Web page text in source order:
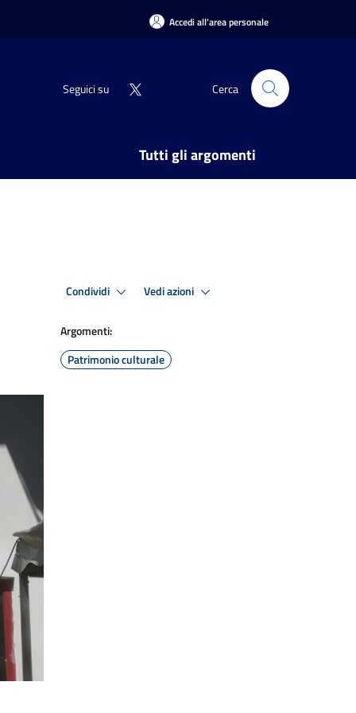
Accedi all'area personale
Seguici su Cerca
Tutti gli argomenti
Condividi Vedi azioni
Argomenti:
Patrimonio culturale